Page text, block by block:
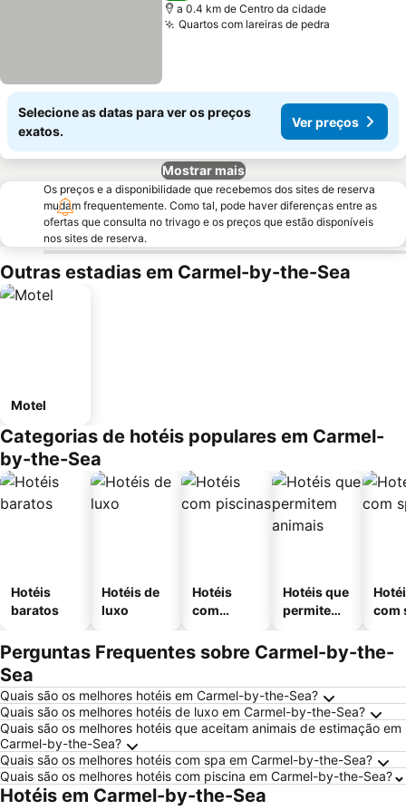
a 0.4 km de Centro da cidade
Quartos com lareiras de pedra
Selecione as datas para ver os preços
exatos.
Ver preços
Mostrar mais
Os preços e a disponibilidade que recebemos dos sites de reserva
mudam frequentemente. Como tal, pode haver diferenças entre as
ofertas que consulta no trivago e os preços que estão disponíveis
nos sites de reserva.
Outras estadias em Carmel-by-the-Sea
Motel
Categorias de hotéis populares em Carmel-
by-the-Sea
Hotéis
baratos
Hotéis de
luxo
Hotéis
com
Hotéis que
permitem
com
Perguntas Frequentes sobre Carmel-by-the-
Sea
Quais são os melhores hotéis em Carmel-by-the-Sea?
Quais são os melhores hotéis de luxo em Carmel-by-the-Sea?
Quais são os melhores hotéis que aceitam animais de estimação em
Carmel-by-the-Sea?
Quais são os melhores hotéis com spa em Carmel-by-the-Sea?
Quais são os melhores hotéis com piscina em Carmel-by-the-Sea?
Hotéis em Carmel-by-the-Sea